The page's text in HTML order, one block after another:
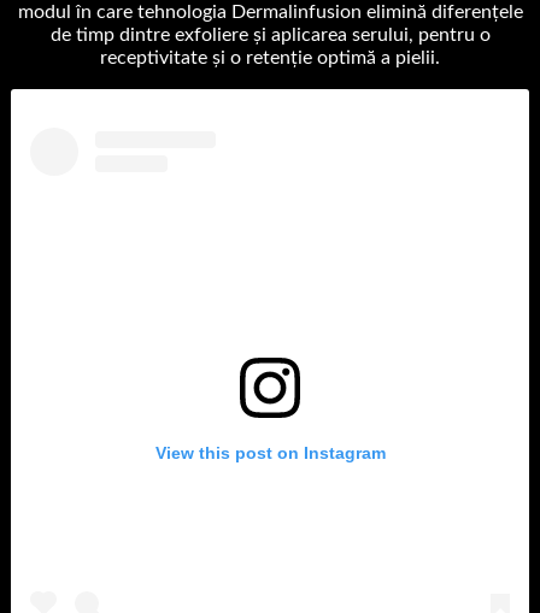
modul în care tehnologia Dermalinfusion elimină diferențele
de timp dintre exfoliere și aplicarea serului, pentru o
receptivitate și o retenție optimă a pielii.
View this post on Instagram